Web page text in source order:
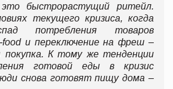
это быстрорастущий ритейл.
текущего кризиса, когда
потребления товаров
food и переключение на фреш –
покупка. К тому же тенденции
готовой еды в кризис
снова готовят пищу дома –